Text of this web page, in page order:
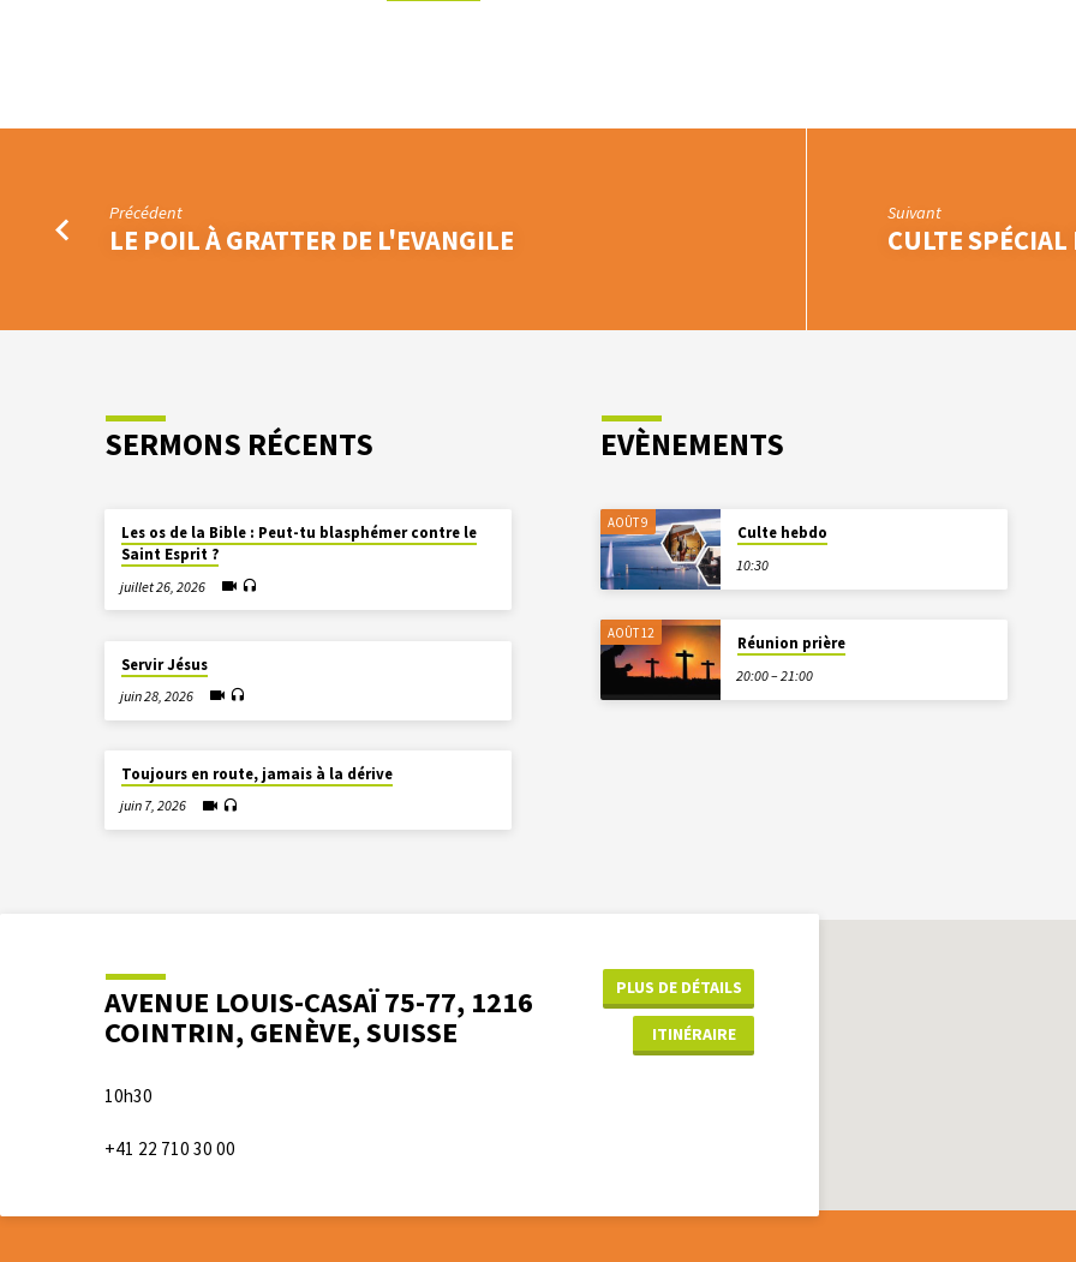
Précédent
LE POIL À GRATTER DE L'EVANGILE
Suivant
CULTE
SERMONS RÉCENTS
Les os de la Bible : Peut-tu blasphémer contre le
Saint Esprit ?
juillet 26, 2026
Servir Jésus
juin 28, 2026
Toujours en route, jamais à la dérive
juin 7, 2026
EVÈNEMENTS
AOÛT 9
Culte hebdo
10:30
AOÛT 12
Réunion prière
20:00 – 21:00
AVENUE LOUIS-CASAÏ 75-77, 1216
COINTRIN, GENÈVE, SUISSE
PLUS DE DÉTAILS
ITINÉRAIRE
10h30
+41 22 710 30 00